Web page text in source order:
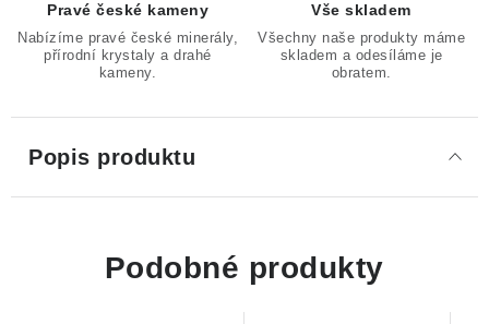
Pravé české kameny
Nabízíme pravé české minerály,
přírodní krystaly a drahé
kameny.
Vše skladem
Všechny naše produkty máme
skladem a odesíláme je
obratem.
Popis produktu
Podobné produkty